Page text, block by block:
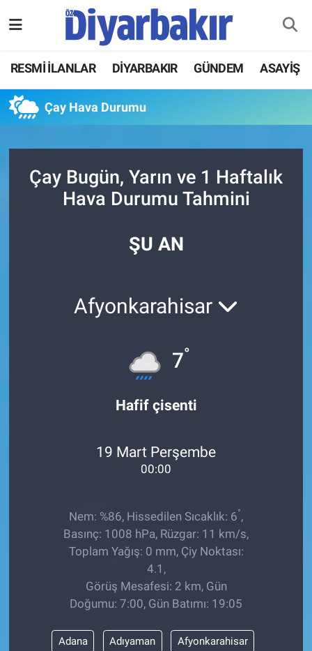
RESMİ İLANLAR DİYARBAKIR GÜNDEM ASAYİŞ
Çay Hava Durumu
Çay Bugün, Yarın ve 1 Haftalık
Hava Durumu Tahmini
ŞU AN
Afyonkarahisar
7°
Hafif çisenti
19 Mart Perşembe
00:00
Nem: %86, Hissedilen Sıcaklık: 6°,
Basınç: 1008 hPa, Rüzgar: 11 km/s,
Toplam Yağış: 0 mm, Çiy Noktası:
4.1,
Görüş Mesafesi: 2 km, Gün
Doğumu: 7:00, Gün Batımı: 19:05
Adana Adıyaman Afyonkarahisar
ASAYİŞ
DİYARBAKIR
GÜNDEM
KÜLTÜR SANAT
TEKNOLOJİ
Hava Durumu
Namaz Vakitleri
Süper Lig Puan Durumu ve Fikstür
Haber Arşivi